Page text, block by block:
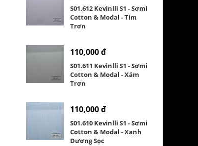
S01.612 Kevinlli S1 - Sơmi
Cotton & Modal - Tím
Trơn
110,000 đ
S01.611 Kevinlli S1 - Sơmi
Cotton & Modal - Xám
Trơn
110,000 đ
S01.610 Kevinlli S1 - Sơmi
Cotton & Modal - Xanh
Dương Sọc